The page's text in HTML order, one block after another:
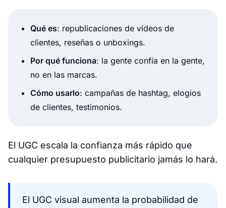
Qué es: republicaciones de vídeos de
clientes, reseñas o unboxings.
Por qué funciona: la gente confía en la gente,
no en las marcas.
Cómo usarlo: campañas de hashtag, elogios
de clientes, testimonios.
El UGC escala la confianza más rápido que
cualquier presupuesto publicitario jamás lo hará.
El UGC visual aumenta la probabilidad de